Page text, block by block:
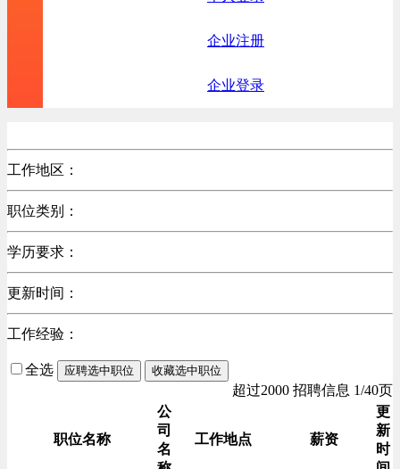
企业注册
企业登录
工作地区：
职位类别：
学历要求：
更新时间：
工作经验：
全选 应聘选中职位 收藏选中职位
超过2000 招聘信息 1/40页
职位名称
公
司
名
工作地点 薪资
更
新
时